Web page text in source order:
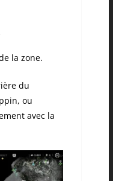
la zone.
du
ou
avec la